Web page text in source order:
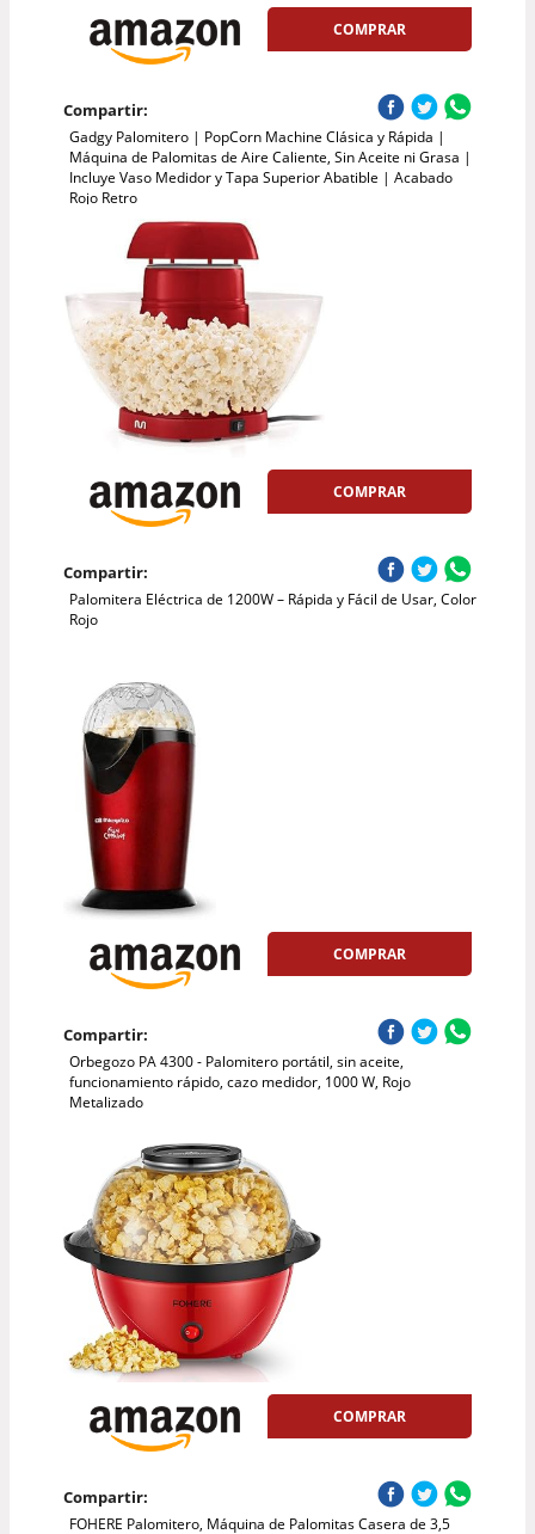
COMPRAR
Compartir:
Gadgy Palomitero | PopCorn Machine Clásica y Rápida |
Máquina de Palomitas de Aire Caliente, Sin Aceite ni Grasa |
Incluye Vaso Medidor y Tapa Superior Abatible | Acabado
Rojo Retro
COMPRAR
Compartir:
Palomitera Eléctrica de 1200W – Rápida y Fácil de Usar, Color
Rojo
COMPRAR
Compartir:
Orbegozo PA 4300 - Palomitero portátil, sin aceite,
funcionamiento rápido, cazo medidor, 1000 W, Rojo
Metalizado
COMPRAR
Compartir:
FOHERE Palomitero, Máquina de Palomitas Casera de 3,5